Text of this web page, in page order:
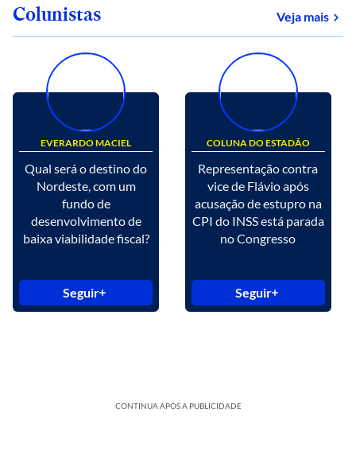
Colunistas Veja mais
EVERARDO MACIEL
Qual será o destino do
Nordeste, com um
fundo de
desenvolvimento de
baixa viabilidade fiscal?
Seguir
COLUNA DO ESTADÃO
Representação contra
vice de Flávio após
acusação de estupro na
CPI do INSS está parada
no Congresso
Seguir
CONTINUA APÓS A PUBLICIDADE